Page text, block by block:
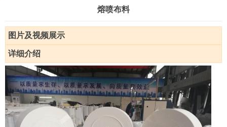
熔喷布料
图片及视频展示
详细介绍